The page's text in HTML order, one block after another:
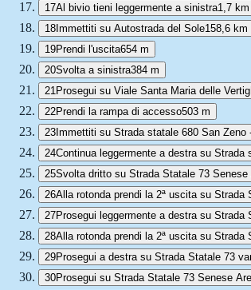
17Al bivio tieni leggermente a sinistra1,7 km
18Immettiti su Autostrada del Sole158,6 km
19Prendi l'uscita654 m
20Svolta a sinistra384 m
21 Prosegui su Viale Santa Maria delle
22Prendi la rampa di accesso503 m
23Immettiti su Strada statale 680 San Zeno
24Continua leggermente a destra su
25Svolta dritto su Strada Statale 73 Senese
26Alla rotonda prendi la 2ª uscita su Strada
27Prosegui leggermente a destra su Strada
28Alla rotonda prendi la 2ª uscita su Strada
29Prosegui a destra su Strada Statale 73
30Prosegui su Strada Statale 73 Senese